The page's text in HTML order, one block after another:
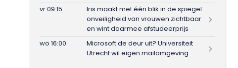
vr 09:15
Iris maakt met één blik in de spiegel
onveiligheid van vrouwen zichtbaar
en wint daarmee afstudeerprijs
wo 16:00
Microsoft de deur uit? Universiteit
Utrecht wil eigen mailomgeving